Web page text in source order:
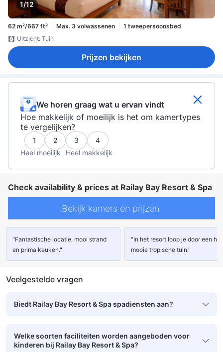
1/12
62 m²/667 ft² Max. 3 volwassenen
1 tweepersoonsbed
Uitzicht: Tuin
Prijzen bekijken
We horen graag wat u ervan vindt
Hoe makkelijk of moeilijk is het om kamertypes
te vergelijken?
1 2 3
4
Heel moeilijk
Heel makkelijk
Check availability & prices at Railay Bay Resort & Spa
Bekijk kamers en prijzen
"Fantastische locatie, mooi strand
en prima keuken."
"In het resort loop je door een
mooie tropische tuin."
Veelgestelde vragen
Biedt Railay Bay Resort & Spa spadiensten aan?
Welke soorten faciliteiten worden aangeboden voor
kinderen bij Railay Bay Resort & Spa?